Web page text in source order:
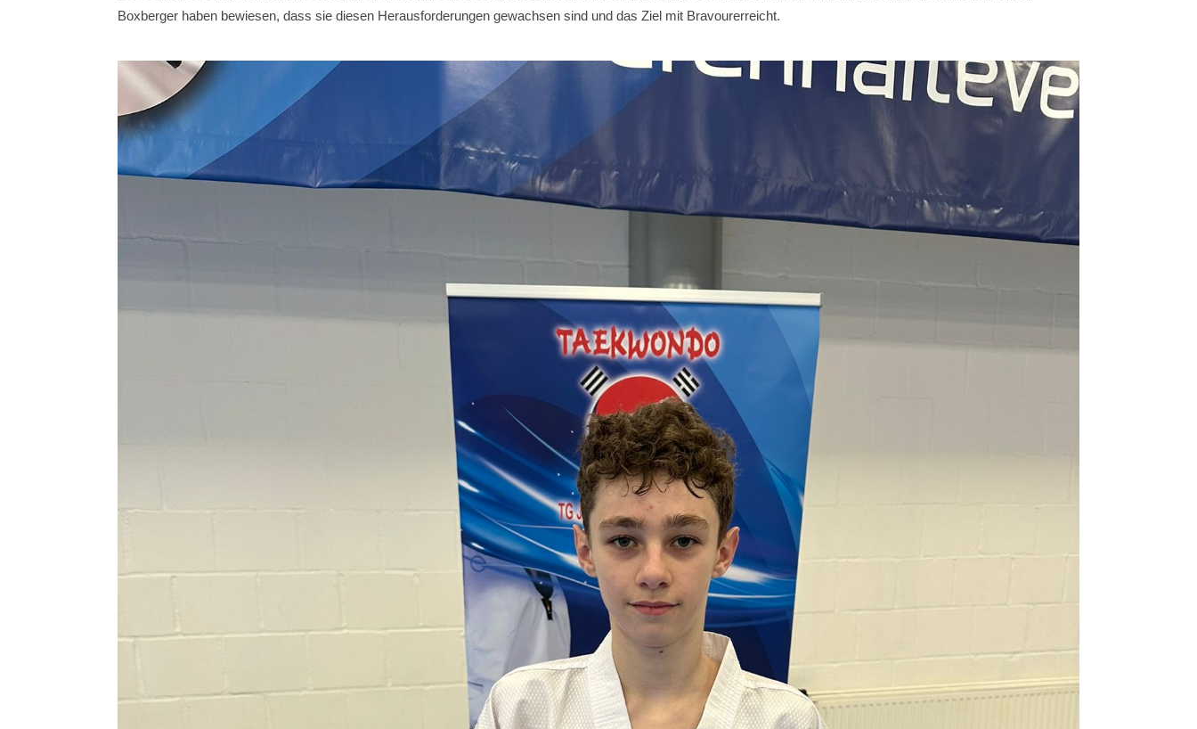
Boxberger haben bewiesen, dass sie diesen Herausforderungen gewachsen sind und das Ziel mit Bravourerreicht.